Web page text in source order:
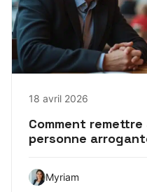
18 avril 2026
Comment
personne
Myriam